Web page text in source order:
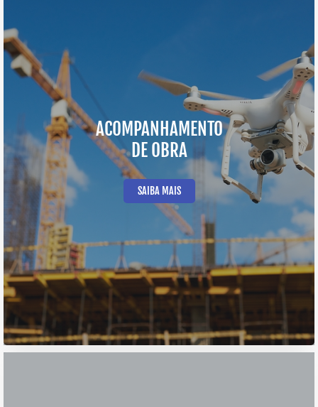
ACOMPANHAMENTO
DE OBRA
SAIBA MAIS